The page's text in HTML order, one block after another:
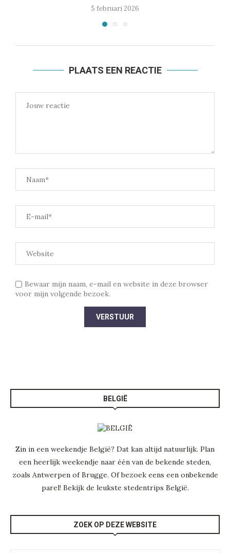
5 februari 2026
PLAATS EEN REACTIE
Bewaar mijn naam, e-mail en website in deze browser
voor mijn volgende bezoek.
BELGIË
Zin in een weekendje België? Dat kan altijd natuurlijk. Plan
een heerlijk weekendje naar één van de bekende steden,
zoals Antwerpen of Brugge. Of bezoek eens een onbekende
parel! Bekijk de leukste stedentrips België.
ZOEK OP DEZE WEBSITE